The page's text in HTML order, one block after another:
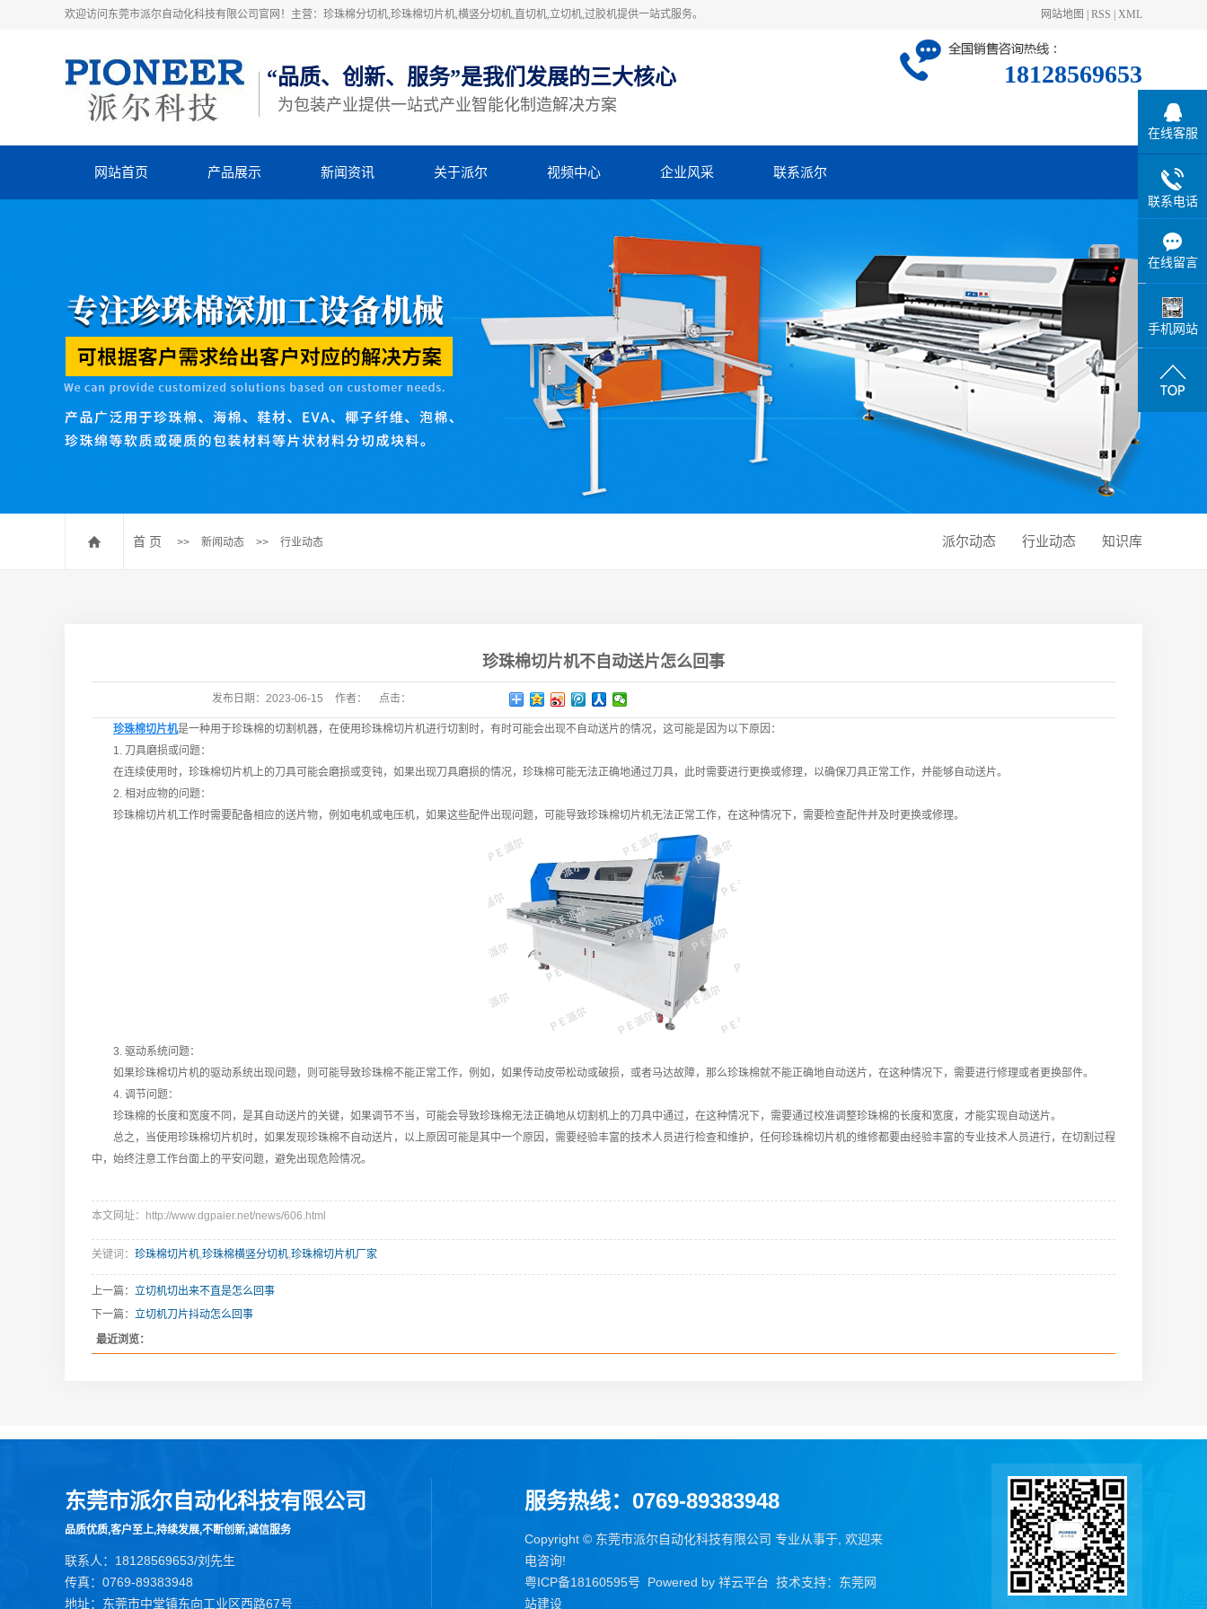
欢迎访问东莞市派尔自动化科技有限公司官网！主营：珍珠棉分切机,珍珠棉切片机,横竖分切机,直切机,立切机,过胶机提供一站式服务。 网站地图 RSS XML
“品质、创新、服务”是我们发展的三大核心
为包装产业提供一站式产业智能化制造解决方案
18128569653
网站首页 产品展示
EVA横竖分切机
四柱裁断机
热熔胶机
珍珠棉压棉机
新闻资讯 关于派尔 视频中心 企业风采 联系派尔
首 页 >> 新闻动态 >> 行业动态 派尔动态 行业动态 知识库
珍珠棉切片机不自动送片怎么回事
发布日期： 2023-06-15 作者： 点击：
珍珠棉切片机是一种用于珍珠棉的切割机器，在使用珍珠棉切片机进行切割时，有时可能会出现不自动送片的情况，这可能是因为以下原因：
1. 刀具磨损或问题：
在连续使用时，珍珠棉切片机上的刀具可能会磨损或变钝，如果出现刀具磨损的情况，珍珠棉可能无法正确地通过刀具，此时需要进行更换或修理，以确保刀具正常工作，并能够自动送片。
2. 相对应物的问题：
珍珠棉切片机工作时需要配备相应的送片物，例如电机或电压机，如果这些配件出现问题，可能导致珍珠棉切片机无法正常工作，在这种情况下，需要检查配件并及时更换或修理。
3. 驱动系统问题：
如果珍珠棉切片机的驱动系统出现问题，则可能导致珍珠棉不能正常工作，例如，如果传动皮带松动或破损，或者马达故障，那么珍珠棉就不能正确地自动送片，在这种情况下，需要进行修理或者更换部件。
4. 调节问题：
珍珠棉的长度和宽度不同，是其自动送片的关键，如果调节不当，可能会导致珍珠棉无法正确地从切割机上的刀具中通过，在这种情况下，需要通过校准调整珍珠棉的长度和宽度，才能实现自动送片。
总之，当使用珍珠棉切片机时，如果发现珍珠棉不自动送片，以上原因可能是其中一个原因，需要经验丰富的技术人员进行检查和维护，任何珍珠棉切片机的维修都要由经验丰富的专业技术人员进行，在切割过程
中，始终注意工作台面上的平安问题，避免出现危险情况。
本文网址：http://www.dgpaier.net/news/606.html
关键词： 珍珠棉切片机,珍珠棉横竖分切机,珍珠棉切片机厂家
上一篇： 立切机切出来不直是怎么回事
下一篇： 立切机刀片抖动怎么回事
最近浏览：
东莞市派尔自动化科技有限公司
品质优质,客户至上,持续发展,不断创新,诚信服务
联系人：18128569653/刘先生
传真：0769-89383948
地址：东莞市中堂镇东向工业区西路67号
服务热线：0769-89383948
Copyright © 东莞市派尔自动化科技有限公司 专业从事于, 欢迎来
电咨询!
粤ICP备18160595号 Powered by 祥云平台 技术支持： 东莞网
站建设
在线客服
联系电话
在线留言
手机网站